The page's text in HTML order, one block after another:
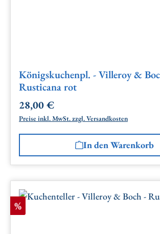
Königskuchenpl. - Villeroy &
Rusticana rot
Regulärer Preis:
28,00 €
Preise inkl. MwSt. zzgl. Versandkosten
In den Warenkorb
Rabatt
%